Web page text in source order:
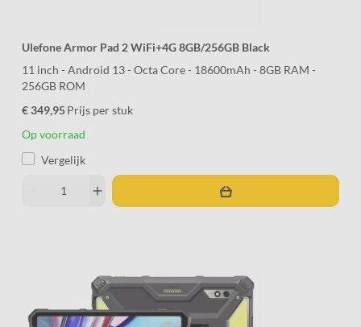
Ulefone Armor Pad 2 WiFi+4G 8GB/256GB Black
11 inch - Android 13 - Octa Core - 18600mAh - 8GB RAM -
256GB ROM
€ 349,95Prijs per stuk
Op voorraad
Vergelijk
add